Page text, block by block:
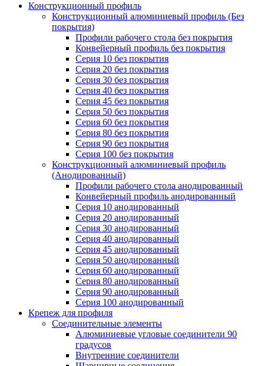
Конструкционный профиль
Конструкционный алюминиевый профиль (Без
покрытия)
Профили рабочего стола без покрытия
Конвейерный профиль без покрытия
Серия 10 без покрытия
Серия 20 без покрытия
Серия 30 без покрытия
Серия 40 без покрытия
Серия 45 без покрытия
Серия 50 без покрытия
Серия 60 без покрытия
Серия 80 без покрытия
Серия 90 без покрытия
Серия 100 без покрытия
Конструкционный алюминиевый профиль
(Анодированный)
Профили рабочего стола анодированный
Конвейерный профиль анодированный
Серия 10 анодированный
Серия 20 анодированный
Серия 30 анодированный
Серия 40 анодированный
Серия 45 анодированный
Серия 50 анодированный
Серия 60 анодированный
Серия 80 анодированный
Серия 90 анодированный
Серия 100 анодированный
Крепеж для профиля
Соединительные элементы
Алюминиевые угловые соединители 90
градусов
Внутренние соединители